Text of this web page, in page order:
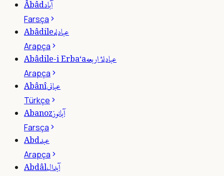
Âbâdآباد
Farsça
Abâdileعبادله
Arapça
Abâdile-i Erba‘aعبادلۀ اربعه
Arapça
Abânîعبانى
Türkçe
Abanozآبانوز
Farsça
Abdعبد
Arapça
Abdâlآبدال